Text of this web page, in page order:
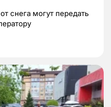
снега могут передать